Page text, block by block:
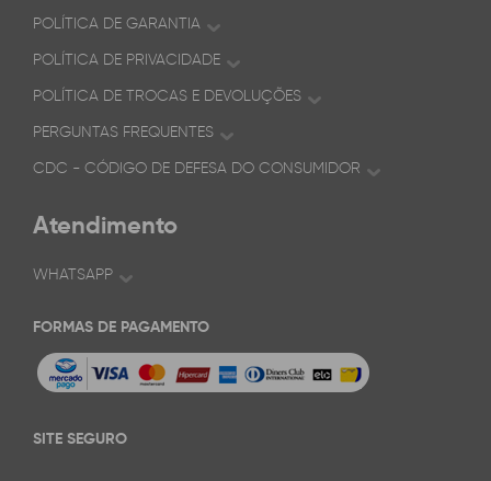
POLÍTICA DE GARANTIA
POLÍTICA DE PRIVACIDADE
POLÍTICA DE TROCAS E DEVOLUÇÕES
PERGUNTAS FREQUENTES
CDC - CÓDIGO DE DEFESA DO CONSUMIDOR
Atendimento
WHATSAPP
FORMAS DE PAGAMENTO
SITE SEGURO